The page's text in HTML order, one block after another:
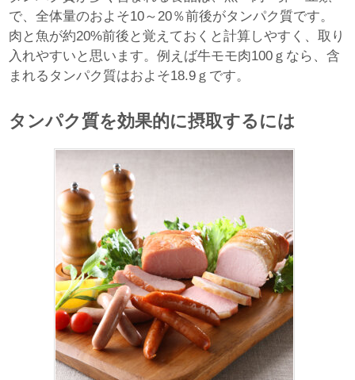
で、全体量のおよそ10～20％前後がタンパク質です。
肉と魚が約20%前後と覚えておくと計算しやすく、取り
入れやすいと思います。例えば牛モモ肉100ｇなら、含
まれるタンパク質はおよそ18.9ｇです。
タンパク質を効果的に摂取するには